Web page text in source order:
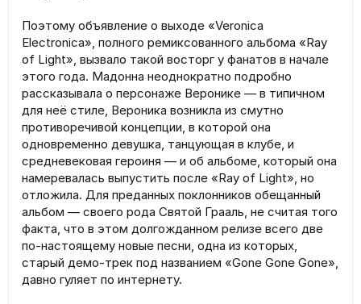
Поэтому объявление о выходе «Veronica
Electronica», полного ремиксованного альбома «Ray
of Light», вызвало такой восторг у фанатов в начале
этого года. Мадонна неоднократно подробно
рассказывала о персонаже Веронике — в типичном
для неё стиле, Вероника возникла из смутно
противоречивой концепции, в которой она
одновременно девушка, танцующая в клубе, и
средневековая героиня — и об альбоме, который она
намеревалась выпустить после «Ray of Light», но
отложила. Для преданных поклонников обещанный
альбом — своего рода Святой Грааль, не считая того
факта, что в этом долгожданном релизе всего две
по-настоящему новые песни, одна из которых,
старый демо-трек под названием «Gone Gone Gone»,
давно гуляет по интернету.